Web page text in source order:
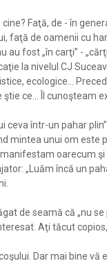
Faţă, de - în
faţă de oamenii cu
au fost „în carţi” -
la nivelul CJ
ecologice...
ce... Îl cunoşteam
ceva într-un pahar
mintea unui om este
oarecum
„Luăm încă un
de seamă că „nu se
Aţi tăcut
Dar mai bine vă